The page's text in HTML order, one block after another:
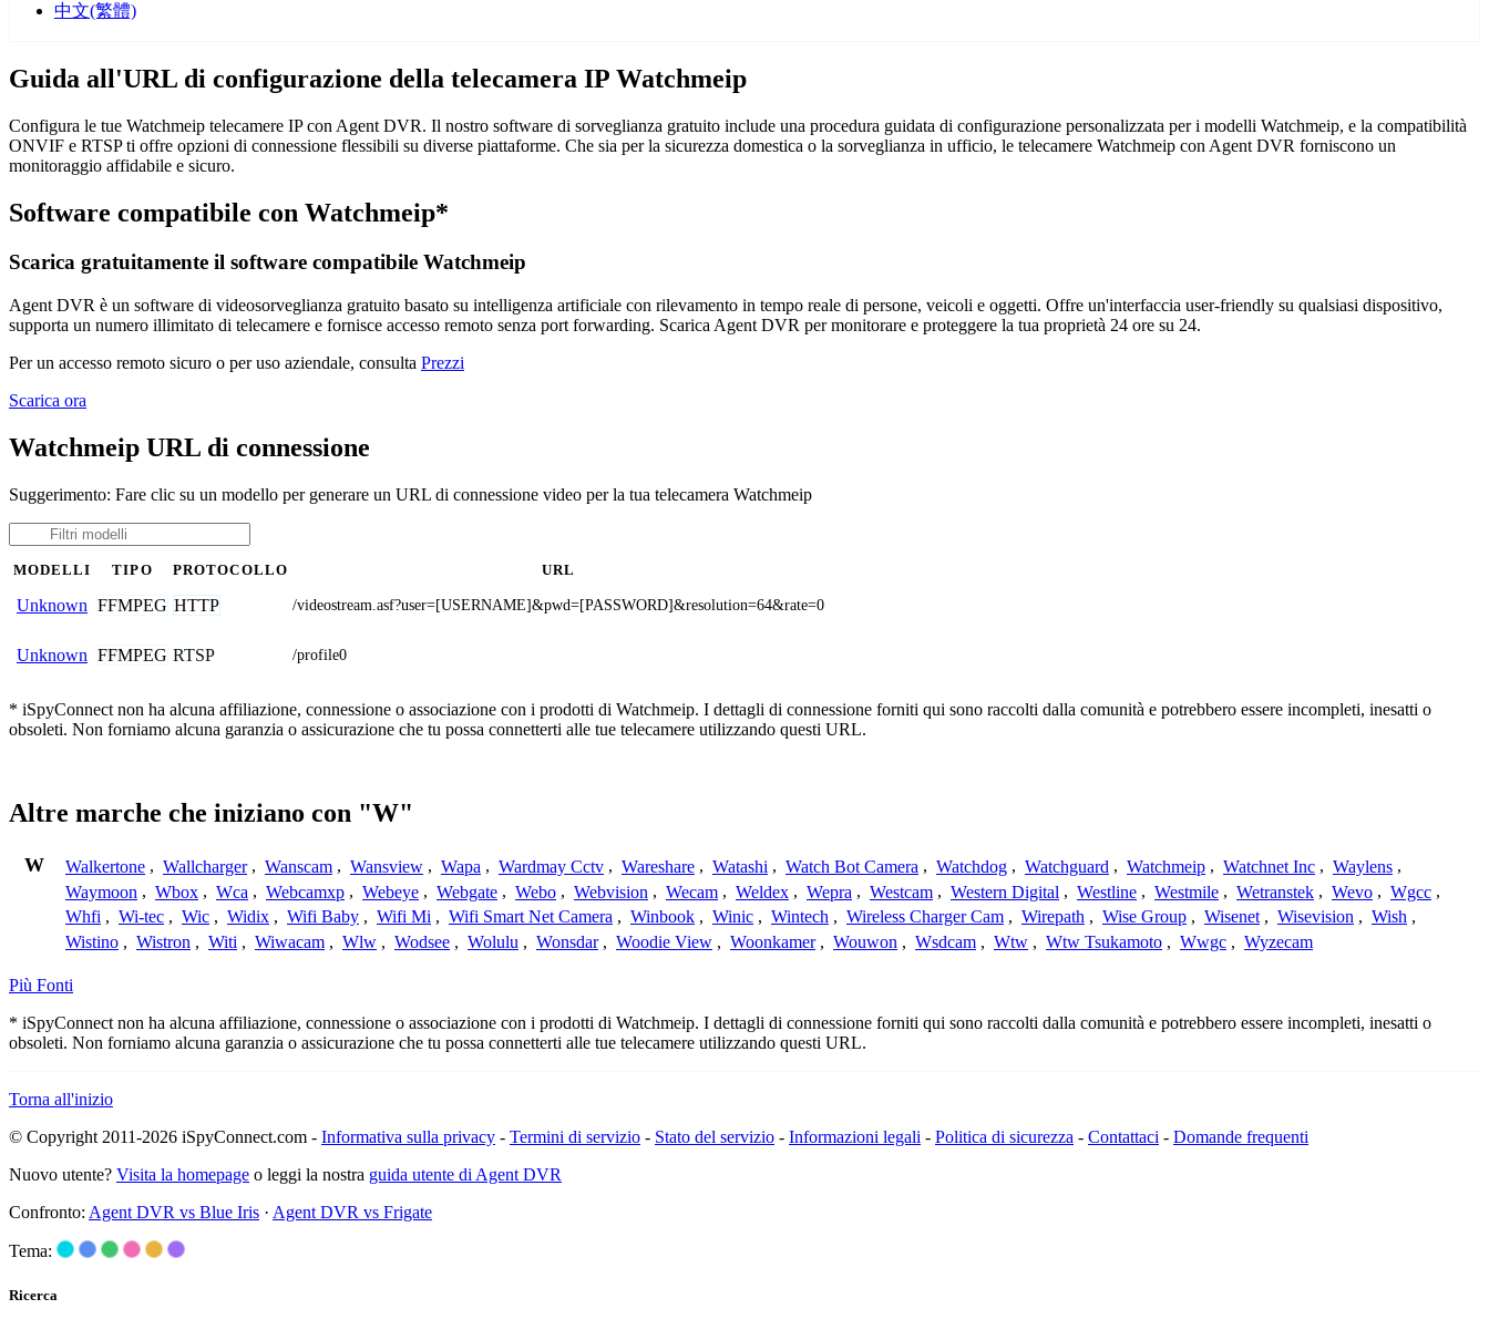
中文(繁體)
Guida all'URL di configurazione della telecamera IP Watchmeip
Configura le tue Watchmeip telecamere IP con Agent DVR. Il nostro software di sorveglianza gratuito include una procedura guidata di configurazione personalizzata per i modelli Watchmeip, e la compatibilità
ONVIF e RTSP ti offre opzioni di connessione flessibili su diverse piattaforme. Che sia per la sicurezza domestica o la sorveglianza in ufficio, le telecamere Watchmeip con Agent DVR forniscono un
monitoraggio affidabile e sicuro.
Software compatibile con Watchmeip*
Scarica gratuitamente il software compatibile Watchmeip
Agent DVR è un software di videosorveglianza gratuito basato su intelligenza artificiale con rilevamento in tempo reale di persone, veicoli e oggetti. Offre un'interfaccia user-friendly su qualsiasi dispositivo,
supporta un numero illimitato di telecamere e fornisce accesso remoto senza port forwarding. Scarica Agent DVR per monitorare e proteggere la tua proprietà 24 ore su 24.
Per un accesso remoto sicuro o per uso aziendale, consulta Prezzi
Scarica ora
Watchmeip URL di connessione
Suggerimento: Fare clic su un modello per generare un URL di connessione video per la tua telecamera Watchmeip
MODELLI TIPO PROTOCOLLO URL
Unknown FFMPEG HTTP /videostream.asf?user=[USERNAME]&pwd=[PASSWORD]&resolution=64&rate=0
Unknown FFMPEG RTSP /profile0
* iSpyConnect non ha alcuna affiliazione, connessione o associazione con i prodotti di Watchmeip. I dettagli di connessione forniti qui sono raccolti dalla comunità e potrebbero essere incompleti, inesatti o
obsoleti. Non forniamo alcuna garanzia o assicurazione che tu possa connetterti alle tue telecamere utilizzando questi URL.
Altre marche che iniziano con "W"
W Walkertone , Wallcharger , Wanscam , Wansview , Wapa , Wardmay Cctv , Wareshare , Watashi , Watch Bot Camera , Watchdog , Watchguard , Watchmeip , Watchnet Inc , Waylens ,
Waymoon , Wbox , Wca , Webcamxp , Webeye , Webgate , Webo , Webvision , Wecam , Weldex , Wepra , Westcam , Western Digital , Westline , Westmile , Wetranstek , Wevo , Wgcc ,
Whfi , Wi-tec , Wic , Widix , Wifi Baby , Wifi Mi , Wifi Smart Net Camera , Winbook , Winic , Wintech , Wireless Charger Cam , Wirepath , Wise Group , Wisenet , Wisevision , Wish ,
Wistino , Wistron , Witi , Wiwacam , Wlw , Wodsee , Wolulu , Wonsdar , Woodie View , Woonkamer , Wouwon , Wsdcam , Wtw , Wtw Tsukamoto , Wwgc , Wyzecam
Più Fonti
* iSpyConnect non ha alcuna affiliazione, connessione o associazione con i prodotti di Watchmeip. I dettagli di connessione forniti qui sono raccolti dalla comunità e potrebbero essere incompleti, inesatti o
obsoleti. Non forniamo alcuna garanzia o assicurazione che tu possa connetterti alle tue telecamere utilizzando questi URL.
Torna all'inizio
© Copyright 2011-2026 iSpyConnect.com - Informativa sulla privacy - Termini di servizio - Stato del servizio - Informazioni legali - Politica di sicurezza - Contattaci - Domande frequenti
Nuovo utente? Visita la homepage o leggi la nostra guida utente di Agent DVR
Confronto: Agent DVR vs Blue Iris · Agent DVR vs Frigate
Tema:
Ricerca